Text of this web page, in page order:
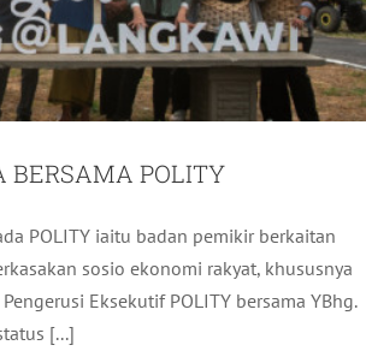
BERSAMA POLITY
POLITY iaitu badan pemikir berkaitan
sosio ekonomi rakyat, khususnya
Eksekutif POLITY bersama YBhg.
[...]